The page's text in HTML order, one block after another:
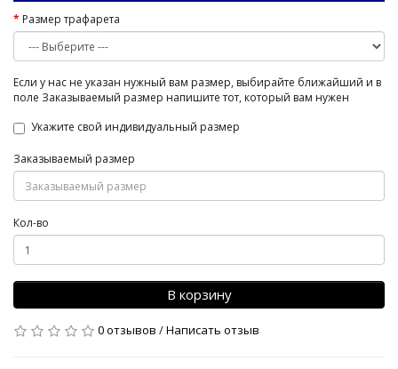
Размер трафарета
Если у нас не указан нужный вам размер, выбирайте ближайший и в
поле Заказываемый размер напишите тот, который вам нужен
Укажите свой индивидуальный размер
Заказываемый размер
Кол-во
В корзину
0 отзывов /Написать отзыв